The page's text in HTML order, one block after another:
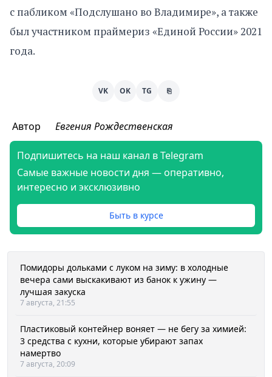
с пабликом «Подслушано во Владимире», а также
был участником праймериз «Единой России» 2021
года.
VK OK TG ⎘
Автор Евгения Рождественская
Подпишитесь на наш канал в Telegram
Самые важные новости дня — оперативно,
интересно и эксклюзивно
Быть в курсе
Помидоры дольками с луком на зиму: в холодные
вечера сами выскакивают из банок к ужину —
лучшая закуска
7 августа, 21:55
Пластиковый контейнер воняет — не бегу за химией:
3 средства с кухни, которые убирают запах
намертво
7 августа, 20:09